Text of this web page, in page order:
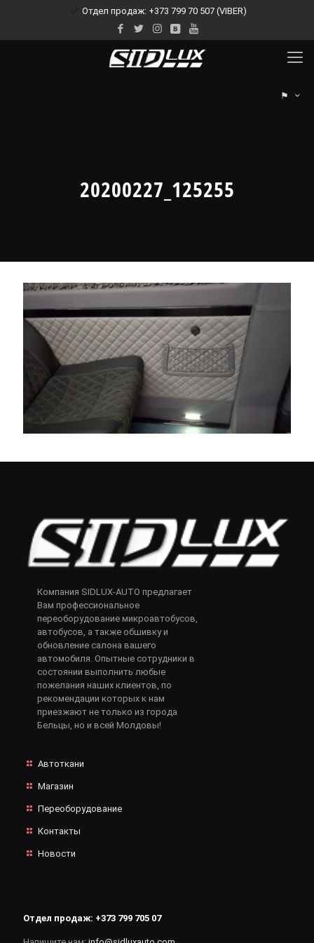
Отдел продаж: +373 799 70 507 (VIBER)
⚑
20200227_125255
Компания SIDLUX-AUTO предлагает
Вам профессиональное
переоборудование микроавтобусов,
автобусов, а также обшивку и
обновление салона вашего
автомобиля. Опытные сотрудники в
состоянии выполнить любые
пожелания наших клиентов, по
рекомендации которых к нам
приезжают не только из города
Бельцы, но и всей Молдовы!
Автоткани
Магазин
Переоборудование
Контакты
Новости
Отдел продаж: +373 799 705 07